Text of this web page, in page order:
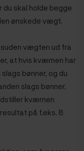
skal holde begge
ønskede vægt.
vægten ud fra
at hvis kværnen har
bønner, og du
slags bønner,
kværnen
på f.eks. 8